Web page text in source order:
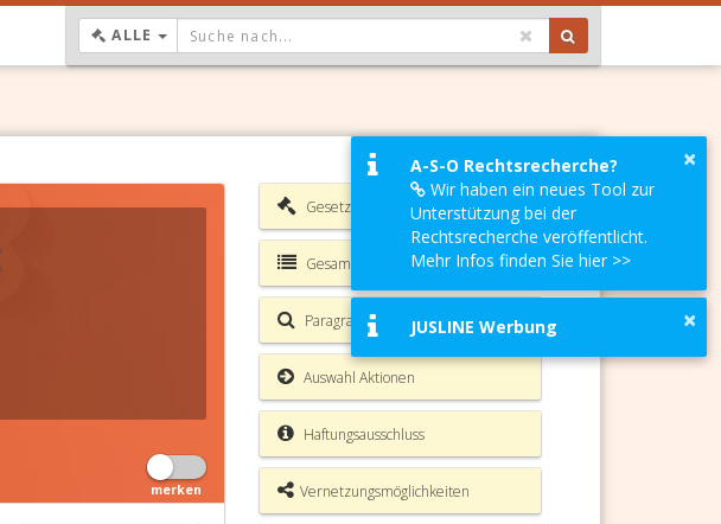
ALLE DROPDOWN: GEWÄHLTER WERT IST ALLE
merken
Gesetzesverzeichnis
Gesamte Rechtsvorschrift
Paragrafen Volltextsuche
Auswahl Aktionen
Haftungsausschluss
Vernetzungsmöglichkeiten
×
A-S-O Rechtsrecherche?
Wir haben ein neues Tool zur
Unterstützung bei der
Rechtsrecherche veröffentlicht.
Mehr Infos finden Sie hier >>
×
JUSLINE Werbung